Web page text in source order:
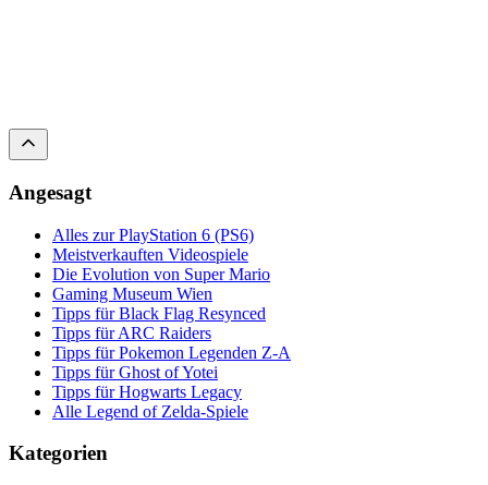
Angesagt
Alles zur PlayStation 6 (PS6)
Meistverkauften Videospiele
Die Evolution von Super Mario
Gaming Museum Wien
Tipps für Black Flag Resynced
Tipps für ARC Raiders
Tipps für Pokemon Legenden Z-A
Tipps für Ghost of Yotei
Tipps für Hogwarts Legacy
Alle Legend of Zelda-Spiele
Kategorien